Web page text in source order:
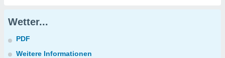
Wetter...
PDF
Weitere Informationen